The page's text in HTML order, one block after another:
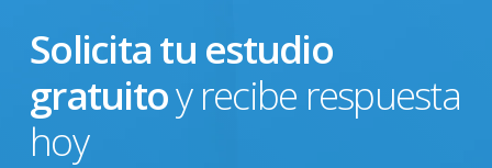
de la web o gestionarlo de manera
personalizada a través de su
Solicita tu estudio
gratuitoy recibe respuesta
hoy